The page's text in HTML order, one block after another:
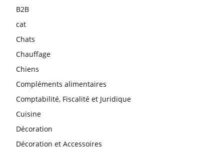
B2B
cat
Chats
Chauffage
Chiens
Compléments alimentaires
Comptabilité, Fiscalité et Juridique
Cuisine
Décoration
Décoration et Accessoires